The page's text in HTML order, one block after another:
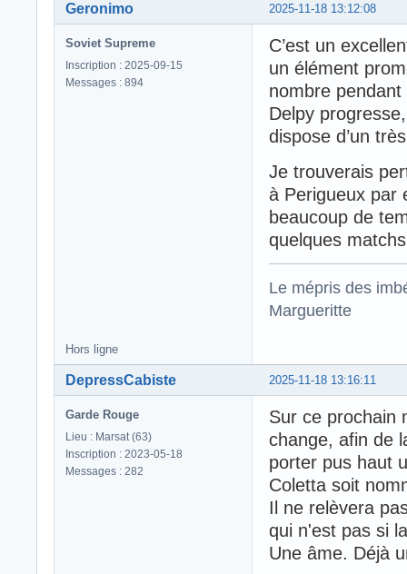
2025-11-18 13:12:08
Geronimo
Soviet Supreme
Inscription : 2025-09-15
Messages : 894
C’est un
un élément
nombre
Delpy
dispose d’un
Je trouverais
à Perigueux par
beaucoup de
quelques
Le mépris des
Margueritte
Hors ligne
2025-11-18 13:16:11
DepressCabiste
Garde Rouge
Lieu : Marsat (63)
Inscription : 2023-05-18
Messages : 282
Sur ce prochain
change, afin de
porter pus haut
Coletta soit
Il ne relèvera
qui n'est pas si
Une âme. Déjà